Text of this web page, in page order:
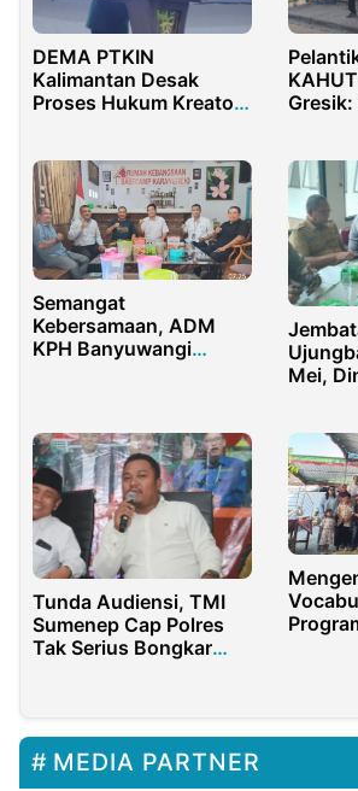
DEMA PTKIN
Kalimantan Desak
Proses Hukum Kreator
Gresik:
Semangat
Kebersamaan, ADM
KPH Banyuwangi
Mei,
Survei
Tunda Audiensi, TMI
Sumenep Cap Polres
Tak Serius Bongkar
MEDIA PARTNER